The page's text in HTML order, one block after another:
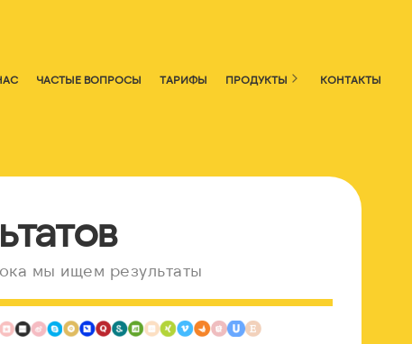
ЧАСТЫЕ ВОПРОСЫ ТАРИФЫ ПРОДУКТЫ КОНТАКТЫ
мы ищем результаты